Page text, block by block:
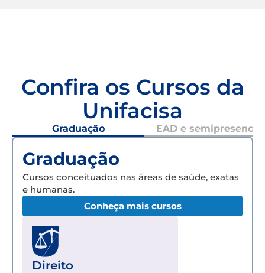
Confira os Cursos da
Unifacisa
Graduação EAD e semipresencial
Graduação
Cursos conceituados nas áreas de saúde, exatas
e humanas.
Conheça mais cursos
Direito